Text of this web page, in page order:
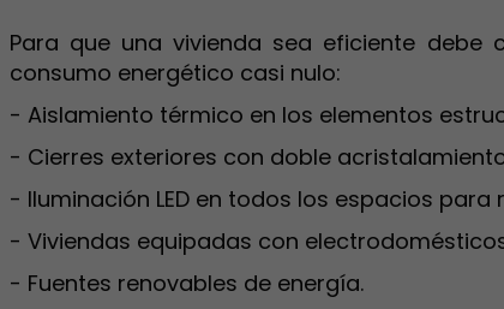
Para que una vivienda sea eficiente
consumo energético casi nulo:
- Aislamiento térmico en los elementos
- Cierres exteriores con doble
- Iluminación LED en todos los espacios para
- Viviendas equipadas con
- Fuentes renovables de energía.